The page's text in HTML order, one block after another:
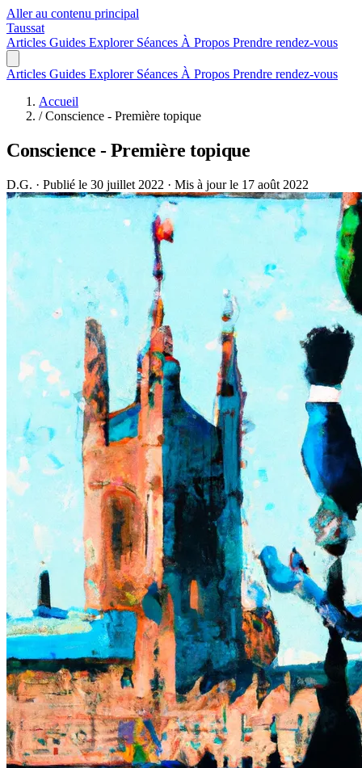
Aller au contenu principal
Taussat
Articles Guides Explorer Séances À Propos Prendre rendez-vous
Articles Guides Explorer Séances À Propos Prendre rendez-vous
Accueil
/ Conscience - Première topique
Conscience - Première topique
D.G. · Publié le 30 juillet 2022 · Mis à jour le 17 août 2022